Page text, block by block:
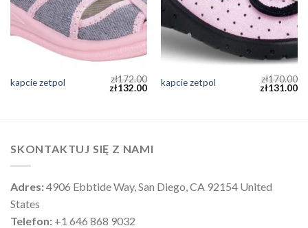
kapcie zetpol zł172.00
zł132.00 kapcie zetpol zł170.00
zł131.00
SKONTAKTUJ SIĘ Z NAMI
Adres:4906 Ebbtide Way, San Diego, CA 92154 United
States
Telefon: +1 646 868 9032